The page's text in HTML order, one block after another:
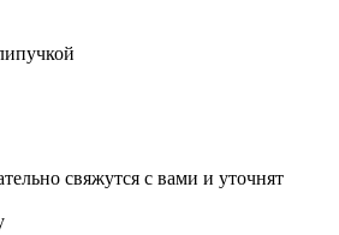
свяжутся с вами и уточнят